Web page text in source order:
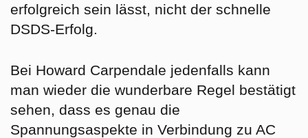
erfolgreich sein lässt, nicht der schnelle
DSDS-Erfolg.
Bei Howard Carpendale jedenfalls kann
man wieder die wunderbare Regel bestätigt
sehen, dass es genau die
Spannungsaspekte in Verbindung zu AC